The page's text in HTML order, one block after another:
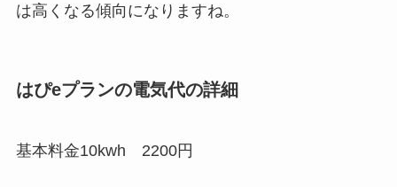
は高くなる傾向になりますね。
はぴeプランの電気代の詳細
基本料金10kwh 2200円